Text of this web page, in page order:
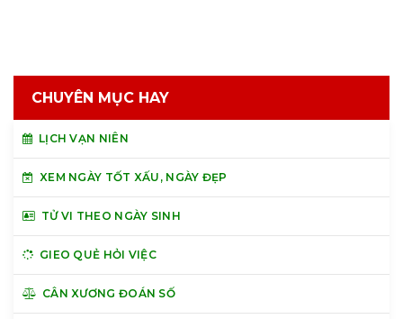
CHUYÊN MỤC HAY
LỊCH VẠN NIÊN
XEM NGÀY TỐT XẤU, NGÀY ĐẸP
TỬ VI THEO NGÀY SINH
GIEO QUẺ HỎI VIỆC
CÂN XƯƠNG ĐOÁN SỐ